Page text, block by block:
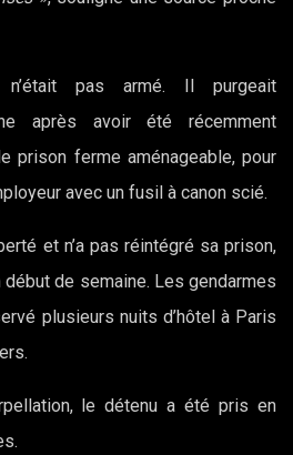
n’était pas armé. Il purgeait
après avoir été récemment
prison ferme aménageable, pour
avec un fusil à canon scié.
et n’a pas réintégré sa prison,
début de semaine. Les gendarmes
plusieurs nuits d’hôtel à Paris
le détenu a été pris en